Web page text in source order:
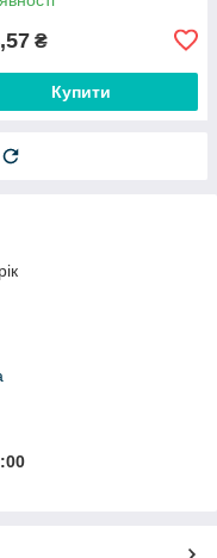
₴
Купити